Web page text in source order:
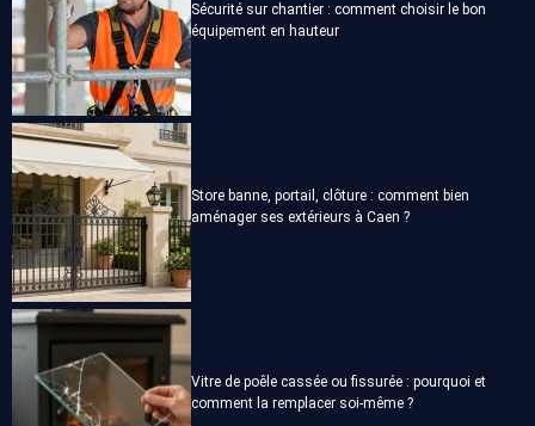
Sécurité sur chantier : comment choisir le bon
équipement en hauteur
Store banne, portail, clôture : comment bien
aménager ses extérieurs à Caen ?
Vitre de poêle cassée ou fissurée : pourquoi et
comment la remplacer soi-même ?